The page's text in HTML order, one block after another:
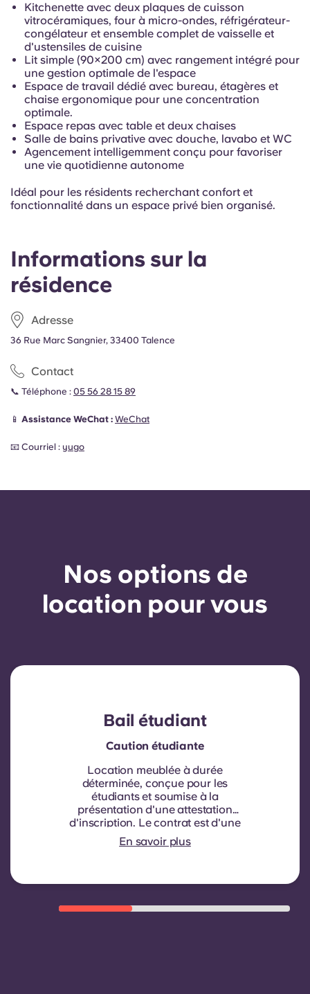
Informations sur la
résidence
Adresse
36 Rue Marc Sangnier, 33400 Talence
Contact
📞 Téléphone : 05 56 28 15 89
📱 Assistance WeChat : WeChat
📧 Courriel : yugo
Kitchenette avec deux plaques de cuisson
vitrocéramiques, four à micro-ondes, réfrigérateur-
congélateur et ensemble complet de vaisselle et
d'ustensiles de cuisine
Lit simple (90×200 cm) avec rangement intégré pour
une gestion optimale de l'espace
Espace de travail dédié avec bureau, étagères et
chaise ergonomique pour une concentration
optimale.
Espace repas avec table et deux chaises
Salle de bains privative avec douche, lavabo et WC
Agencement intelligemment conçu pour favoriser
une vie quotidienne autonome
Idéal pour les résidents recherchant confort et
fonctionnalité dans un espace privé bien organisé.
Nos options de
location pour vous
Bail étudiant
Caution étudiante
Location meublée à durée
déterminée, conçue pour les
étudiants et soumise à la
présentation d'une attestation
d'inscription. Le contrat est d'une
durée de neuf mois. Le
renouvellement n'est pas
sous réserve de critères d'éligibilité
satisfaisant, un comportement
En savoir plus